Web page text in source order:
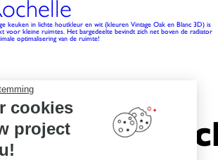
cookies
project
keuken in lichte houtkleur en wit (kleuren Vintage Oak en Blanc 3D) is
voor kleine ruimtes. Het bargedeelte bevindt zich net boven de radiator
optimalisering van de ruimte!
Het